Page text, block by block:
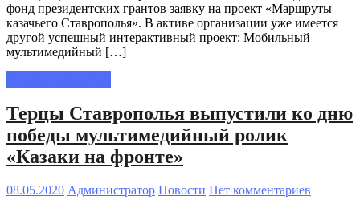
фонд президентских грантов заявку на проект «Маршруты
казачьего Ставрополья». В активе организации уже имеется
другой успешный интерактивный проект: Мобильный
мультимедийный […]
Терцы Ставрополья выпустили ко дню
победы мультимедийный ролик
«Казаки на фронте»
08.05.2020 Администратор Новости Нет комментариев